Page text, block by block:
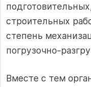
строительных
степень
погрузочно-
Вместе с тем